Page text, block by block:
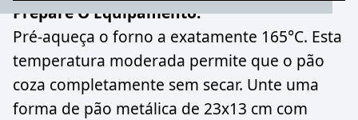
Prepare O Equipamento:
Pré-aqueça o forno a exatamente 165°C. Esta
temperatura moderada permite que o pão
coza completamente sem secar. Unte uma
forma de pão metálica de 23x13 cm com